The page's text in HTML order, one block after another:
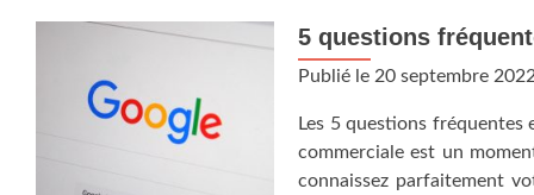
5 questions
Publié le 20 septembre
Les 5 questions fréquentes
commerciale est un
connaissez parfaitement